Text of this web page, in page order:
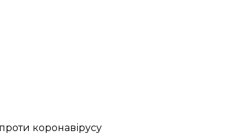
коронавірусу